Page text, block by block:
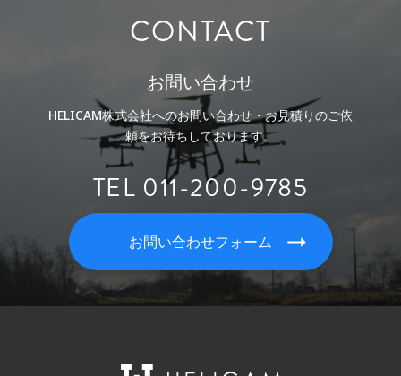
CONTACT
お問い合わせ
HELICAM株式会社へのお問い合わせ・お見積りのご依
頼をお待ちしております。
TEL 011-200-9785
お問い合わせフォーム